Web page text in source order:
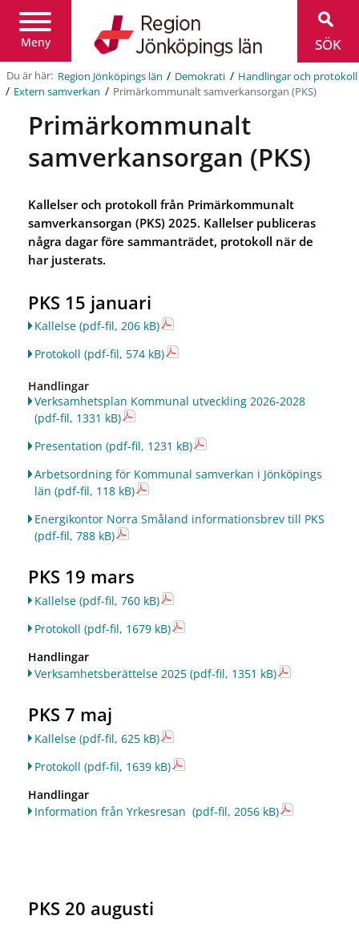
Meny
Jönköpings
län
SÖK
Du är här: Region Jönköpings län / Demokrati / Handlingar och protokoll
/ Extern samverkan / Primärkommunalt samverkansorgan (PKS)
Primärkommunalt
samverkansorgan (PKS)
Kallelser och protokoll från Primärkommunalt
samverkansorgan (PKS) 2025. Kallelser publiceras
några dagar före sammanträdet, protokoll när de
har justerats.
PKS 15 januari
Kallelse(pdf-fil, 206 kB)
Protokoll (pdf-fil, 574 kB)
Handlingar
Verksamhetsplan Kommunal utveckling 2026-2028
(pdf-fil, 1331 kB)
Presentation (pdf-fil, 1231 kB)
Arbetsordning för Kommunal samverkan i Jönköpings
län (pdf-fil, 118 kB)
Energikontor Norra Småland informationsbrev till PKS
(pdf-fil, 788 kB)
PKS 19 mars
Kallelse(pdf-fil, 760 kB)
Protokoll (pdf-fil, 1679 kB)
Handlingar
Verksamhetsberättelse 2025(pdf-fil, 1351 kB)
PKS 7 maj
Kallelse(pdf-fil, 625 kB)
Protokoll (pdf-fil, 1639 kB)
Handlingar
Information från Yrkesresan (pdf-fil, 2056 kB)
PKS 20 augusti